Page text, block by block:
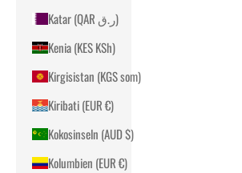
Katar (QAR ر.ق)
Kenia (KES KSh)
Kirgisistan (KGS som)
Kiribati (EUR €)
Kokosinseln (AUD $)
Kolumbien (EUR €)